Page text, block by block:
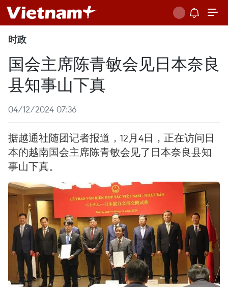
时政
国会主席陈青敏会见日本奈良
县知事山下真
04/12/2024 07:36
据越通社随团记者报道，12月4日，正在访问日
本的越南国会主席陈青敏会见了日本奈良县知
事山下真。